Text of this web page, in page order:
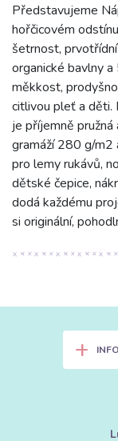
Představujeme
hořčicovém
šetrnost,
organické bavlny
měkkost,
citlivou pleť a děti.
je příjemně
gramáží 280 g/m2
pro lemy rukávů,
dětské čepice,
dodá každému
si originální,
+